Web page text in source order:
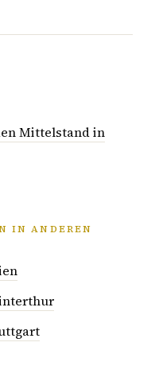
Mittelstand in
IN ANDEREN